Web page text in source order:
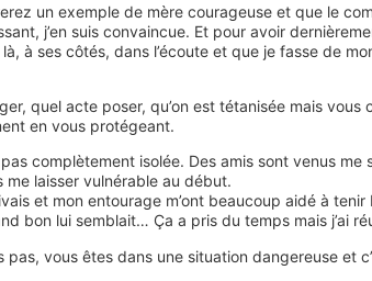
un exemple de mère courageuse et que le
j’en suis convaincue. Et pour avoir
à ses côtés, dans l’écoute et que je fasse de
quel acte poser, qu’on est tétanisée mais vous
en vous protégeant.
complètement isolée. Des amis sont venus me
me laisser vulnérable au début.
et mon entourage m’ont beaucoup aidé à
bon lui semblait… Ça a pris du temps mais j’ai
vous êtes dans une situation dangereuse et